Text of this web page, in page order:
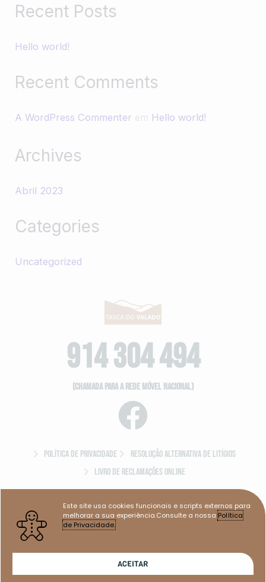
Recent Posts
Hello world!
Recent Comments
A WordPress Commenter Hello world!
Archives
Abril 2023
Categories
Uncategorized
914 304 494
(Chamada para a rede móvel nacional)
Política de Privacidade
Resolução Alternativa de Litígios
Livro de Reclamações Online
COPYRIGHT © 2023 TASCA DO VALADO
DESENVOLVIDO #W3B
Este site usa cookies funcionais e scripts externos para
melhorar a sua experiência.Consulte a nossaPolítica
de Privacidade.
ACEITAR